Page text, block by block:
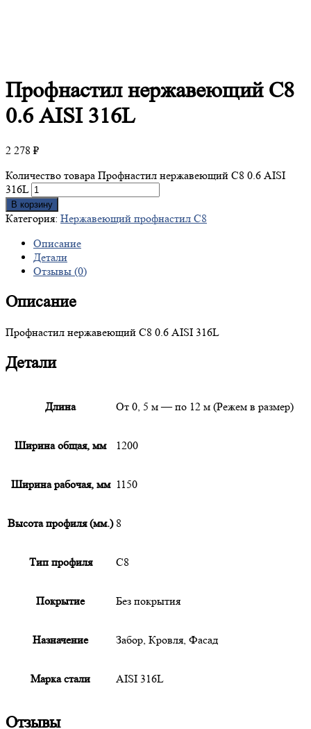
Профнастилнержавеющий С8
0.6 AISI 316L
2 278 ₽
Количество товара Профнастил нержавеющий С8 0.6 AISI
316L
В корзину
Категория: Нержавеющий профнастил С8
Описание
Детали
Отзывы (0)
Описание
Профнастил нержавеющий С8 0.6 AISI 316L
Детали
Длина От 0, 5 м — по 12 м (Режем в размер)
Ширина общая, мм 1200
Ширина рабочая, мм 1150
Высота профиля (мм.) 8
Тип профиля С8
Покрытие Без покрытия
Назначение Забор, Кровля, Фасад
Марка стали AISI 316L
Отзывы